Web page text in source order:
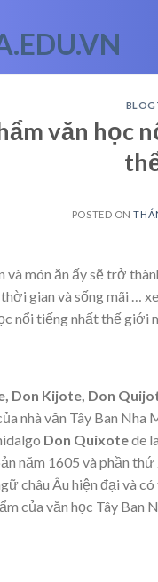
văn học
POSTED ON
và món ăn ấy sẽ trở
gian và sống mãi
…
nổi tiếng nhất thế giới
Don Kijote, Don
nhà văn Tây Ban Nha
Don Quixotede
năm 1605 và phần
châu Âu hiện đại và
của văn học Tây Ban